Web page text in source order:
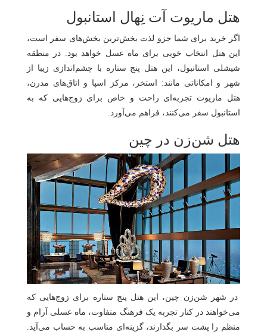
هتل ماریوت آت نِهال استانبول
اگر خرید برای شما جزو لذت‌ بخش‌ترین بخش‌های سفر است،
این هتل انتخاب خوبی برای ماه عسل خواهد بود. در منطقه
شیشلی استانبول، این هتل پنج ستاره با چشم‌اندازی زیبا از
شهر و امکاناتی مانند: استخر، مرکز اسپا و اتاق‌های مدرن،
هتل ماریوت تجربه‌ای راحت و خاص برای زوج‌هایی که به
استانبول سفر می‌کنند، فراهم می‌آورد.
هتل شن‌زن در چین
در شهر شن‌زن چین، این هتل پنج ستاره برای زوج‌هایی که
می‌خواهند در کنار تجربه یک فرهنگ متفاوت، ماه عسلی آرام و
منظم را پشت سر بگذارند، گزینه‌ای مناسب به حساب می‌آید.